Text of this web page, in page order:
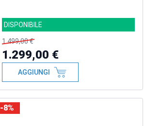
DISPONIBILE
1.499,00 €
1.299,00 €
AGGIUNGI
-8%